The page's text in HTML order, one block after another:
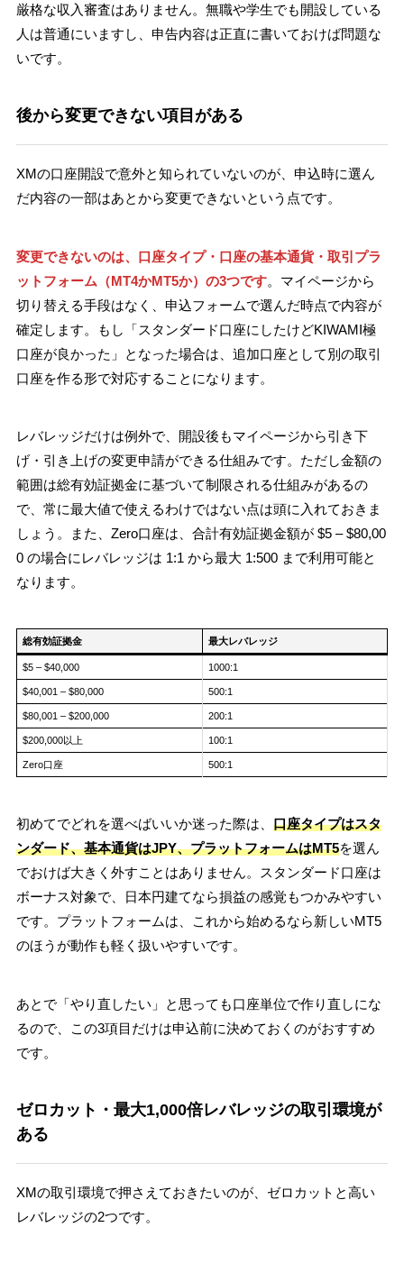
厳格な収入審査はありません。無職や学生でも開設している
人は普通にいますし、申告内容は正直に書いておけば問題な
いです。
後から変更できない項目がある
XMの口座開設で意外と知られていないのが、申込時に選ん
だ内容の一部はあとから変更できないという点です。
変更できないのは、口座タイプ・口座の基本通貨・取引プラ
ットフォーム（MT4かMT5か）の3つです。マイページから
切り替える手段はなく、申込フォームで選んだ時点で内容が
確定します。もし「スタンダード口座にしたけどKIWAMI極
口座が良かった」となった場合は、追加口座として別の取引
口座を作る形で対応することになります。
レバレッジだけは例外で、開設後もマイページから引き下
げ・引き上げの変更申請ができる仕組みです。ただし金額の
範囲は総有効証拠金に基づいて制限される仕組みがあるの
で、常に最大値で使えるわけではない点は頭に入れておきま
しょう。また、Zero口座は、合計有効証拠金額が $5 – $80,00
0 の場合にレバレッジは 1:1 から最大 1:500 まで利用可能と
なります。
総有効証拠金 最大レバレッジ
$5 – $40,000 1000:1
$40,001 – $80,000 500:1
$80,001 – $200,000 200:1
$200,000以上 100:1
Zero口座 500:1
初めてでどれを選べばいいか迷った際は、 口座タイプはスタ
ンダード、基本通貨はJPY、プラットフォームはMT5を選ん
でおけば大きく外すことはありません。スタンダード口座は
ボーナス対象で、日本円建てなら損益の感覚もつかみやすい
です。プラットフォームは、これから始めるなら新しいMT5
のほうが動作も軽く扱いやすいです。
あとで「やり直したい」と思っても口座単位で作り直しにな
るので、この3項目だけは申込前に決めておくのがおすすめ
です。
ゼロカット・最大1,000倍レバレッジの取引環境が
ある
XMの取引環境で押さえておきたいのが、ゼロカットと高い
レバレッジの2つです。